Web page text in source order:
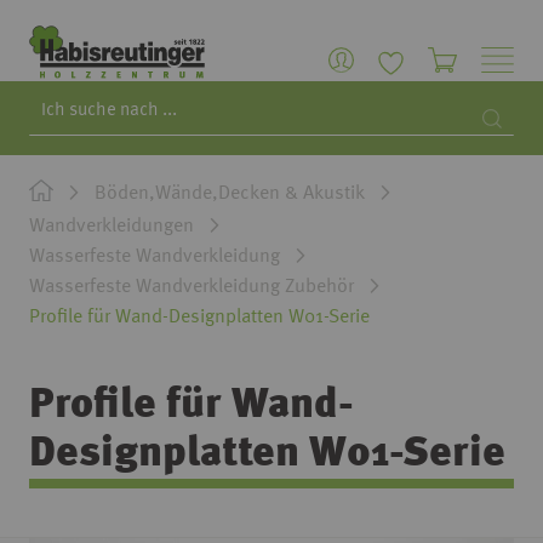
Böden,Wände,Decken & Akustik
Wandverkleidungen
Wasserfeste Wandverkleidung
Wasserfeste Wandverkleidung Zubehör
Profile für Wand-Designplatten W01-Serie
Profile für Wand-
Designplatten W01-Serie